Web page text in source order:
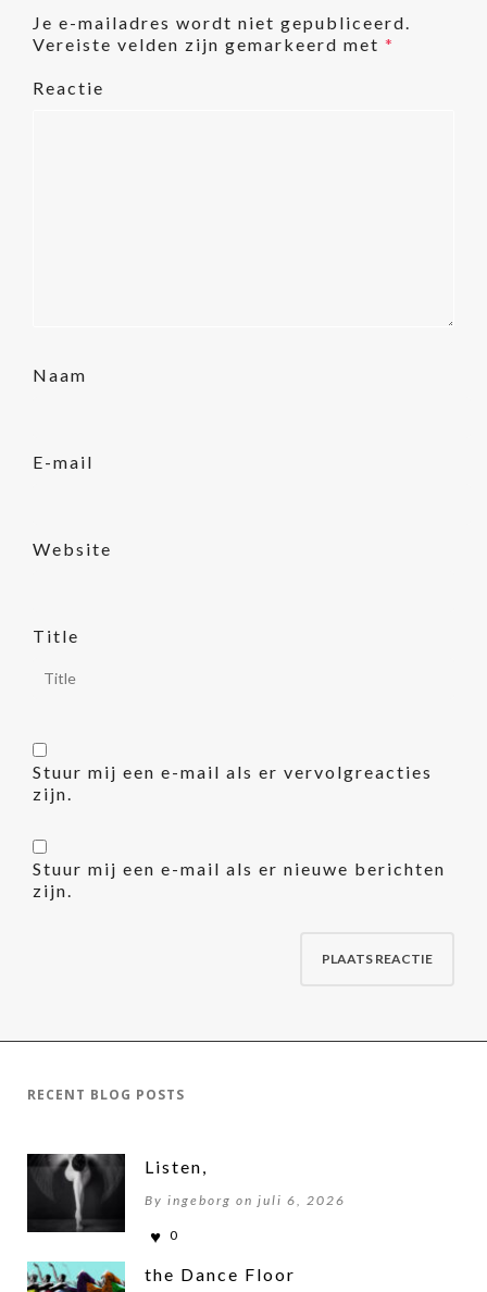
Je e-mailadres wordt niet gepubliceerd.
Vereiste velden zijn gemarkeerd met *
Reactie
Naam
E-mail
Website
Title
Stuur mij een e-mail als er vervolgreacties
zijn.
Stuur mij een e-mail als er nieuwe berichten
zijn.
RECENT BLOG POSTS
Listen,
By ingeborg on juli 6, 2026
0
the Dance Floor